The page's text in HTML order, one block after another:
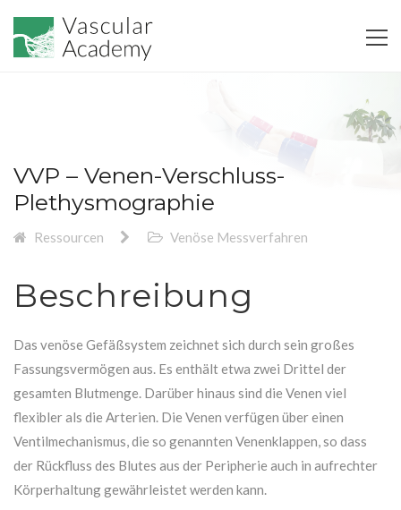
VVP – Venen-Verschluss-
Plethysmographie
Ressourcen Venöse Messverfahren
Beschreibung
Das venöse Gefäßsystem zeichnet sich durch sein großes
Fassungsvermögen aus. Es enthält etwa zwei Drittel der
gesamten Blutmenge. Darüber hinaus sind die Venen viel
flexibler als die Arterien. Die Venen verfügen über einen
Ventilmechanismus, die so genannten Venenklappen, so dass
der Rückfluss des Blutes aus der Peripherie auch in aufrechter
Körperhaltung gewährleistet werden kann.